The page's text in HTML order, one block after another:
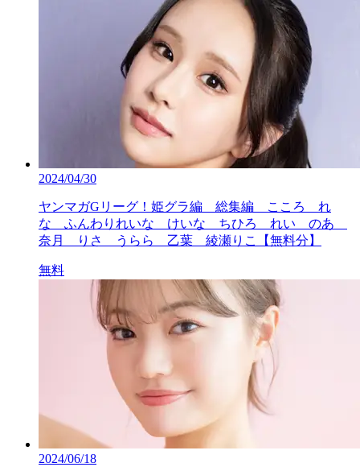
2024/04/30
ヤンマガGリーグ！姫グラ編 総集編 こころ れ
な ふんわりれいな けいな ちひろ れい のあ
奈月 りさ うらら 乙葉 綾瀬りこ【無料分】
無料
2024/06/18